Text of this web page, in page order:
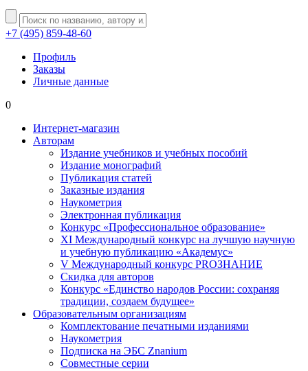
+7 (495) 859-48-60
Профиль
Заказы
Личные данные
0
Интернет-магазин
Авторам
Издание учебников и учебных пособий
Издание монографий
Публикация статей
Заказные издания
Наукометрия
Электронная публикация
Конкурс «Профессиональное образование»
XI Международный конкурс на лучшую научную
и учебную публикацию «Академус»
V Международный конкурс PROЗНАНИЕ
Скидка для авторов
Конкурс «Единство народов России: сохраняя
традиции, создаем будущее»
Образовательным организациям
Комплектование печатными изданиями
Наукометрия
Подписка на ЭБС Znanium
Совместные серии